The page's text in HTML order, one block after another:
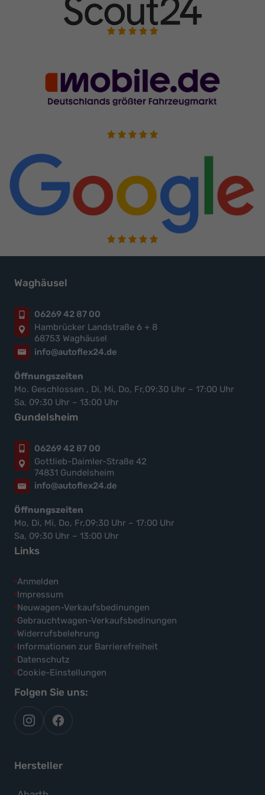
Waghäusel
06269 42 87 00
Hambrücker Landstraße 6 + 8
68753 Waghäusel
info@autoflex24.de
Öffnungszeiten
Mo. Geschlossen , Di, Mi, Do, Fr,09:30 Uhr – 17:00 Uhr
Sa, 09:30 Uhr – 13:00 Uhr
Gundelsheim
06269 42 87 00
Gottlieb-Daimler-Straße 42
74831 Gundelsheim
info@autoflex24.de
Öffnungszeiten
Mo, Di, Mi, Do, Fr,09:30 Uhr – 17:00 Uhr
Sa, 09:30 Uhr – 13:00 Uhr
Links
Anmelden
Impressum
Neuwagen-Verkaufsbedinungen
Gebrauchtwagen-Verkaufsbedinungen
Widerrufsbelehrung
Informationen zur Barrierefreiheit
Datenschutz
Cookie-Einstellungen
Folgen Sie uns:
autoflex
auf
autoflex24
auf
Hersteller